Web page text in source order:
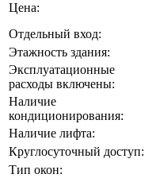
Цена:
Отдельный вход:
Этажность здания:
Эксплуатационные
расходы включены:
Наличие
кондиционирования:
Наличие лифта:
Круглосуточный доступ:
Тип окон: